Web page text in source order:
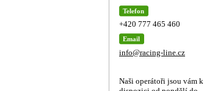
Telefon
+420 777 465 460
Email
info@racing-line.cz
Naši operátoři jsou vám k